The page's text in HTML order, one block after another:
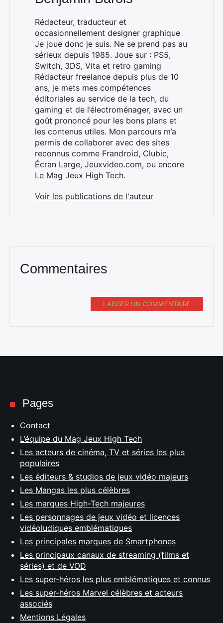
Rédacteur, traducteur et
occasionnellement designer graphique
Je joue donc je suis. Ne se prend pas au
sérieux depuis 1985. Joue sur : PS5,
Switch, 3DS, Vita et retro gaming
Rédacteur freelance depuis plus de 10
ans, je mets mes compétences
éditoriales au service de la tech, du
gaming et de l’électroménager, avec un
goût prononcé pour les bons plans et
les contenus utiles. Mon parcours m’a
permis de collaborer avec des sites
reconnus comme Frandroid, Clubic,
Écran Large, Jeuxvideo.com, ou encore
Le Mag Jeux High Tech.
Voir les publications de l'auteur
Commentaires
LAISSER UN COMMENTAIRE
Pages
Contact
L’équipe du Mag Jeux High Tech
Les acteurs de cinéma, TV et séries les plus
populaires
Les éditeurs & studios de jeux vidéo majeurs
Les Mangas les plus célèbres
Les marques High-Tech majeures
Les personnages de jeux vidéo et licences
vidéoludiques emblématiques
Les principales marques de Smartphones
Les principaux canaux de streaming (films et
séries) et de VOD
Les super-héros les plus emblématiques et connus
Les super-héros Marvel célèbres et acteurs
associés
Mentions Légales
Rechercher
: